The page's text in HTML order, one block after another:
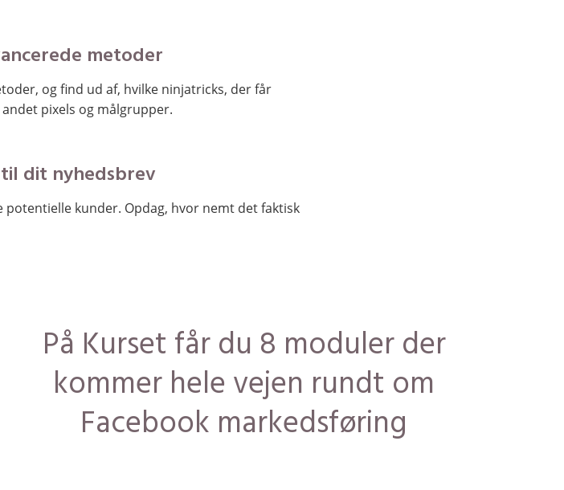
metoder
og find ud af, hvilke ninjatricks, der får
pixels og målgrupper.
dit nyhedsbrev
potentielle kunder. Opdag, hvor nemt det faktisk
På Kurset får du 8 moduler der
kommer hele vejen rundt om
Facebook markedsføring